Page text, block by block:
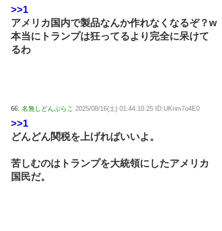
>>1
アメリカ国内で製品なんか作れなくなるぞ？w
本当にトランプは狂ってるより完全に呆けて
るわ
66: 名無しどんぶらこ 2025/08/16(土) 01:44:10.25 ID:UKnm7o4E0
>>1
どんどん関税を上げればいいよ。
苦しむのはトランプを大統領にしたアメリカ
国民だ。